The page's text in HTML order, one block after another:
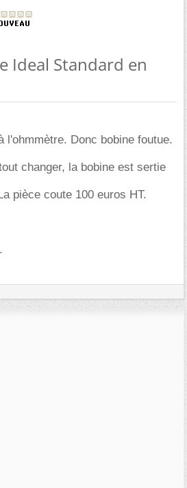
Ideal Standard en
l'ohmmètre. Donc bobine foutue.
changer, la bobine est sertie
pièce coute 100 euros HT.